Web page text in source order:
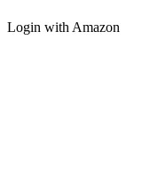
Login with Amazon